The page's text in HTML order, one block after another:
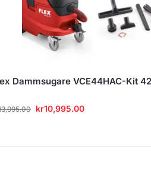
Dammsugare VCE44HAC-Kit
kr10,995.00